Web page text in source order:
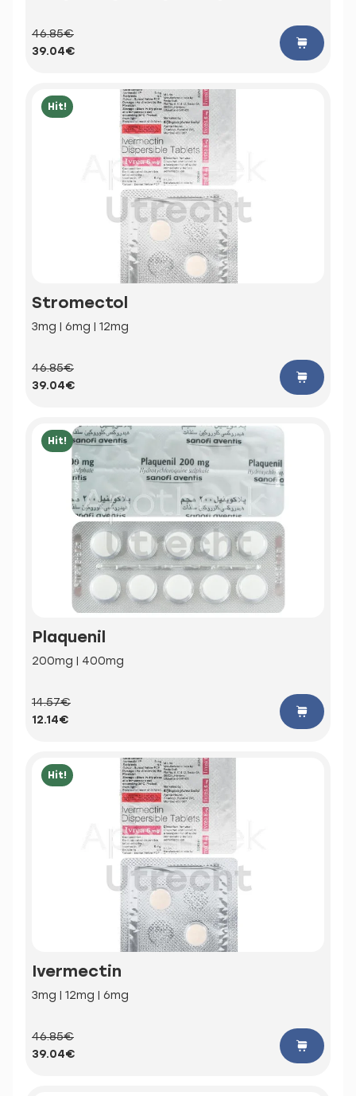
46.85€
39.04€
Hit!
Stromectol
3mg | 6mg | 12mg
46.85€
39.04€
Hit!
Plaquenil
200mg | 400mg
14.57€
12.14€
Hit!
Ivermectin
3mg | 12mg | 6mg
46.85€
39.04€